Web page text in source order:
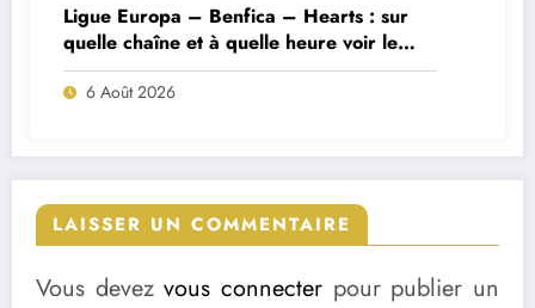
Ligue Europa – Benfica – Hearts : sur
quelle chaîne et à quelle heure voir le
match ?
6 Août 2026
LAISSER UN COMMENTAIRE
Vous devezvous connecter pour publier un